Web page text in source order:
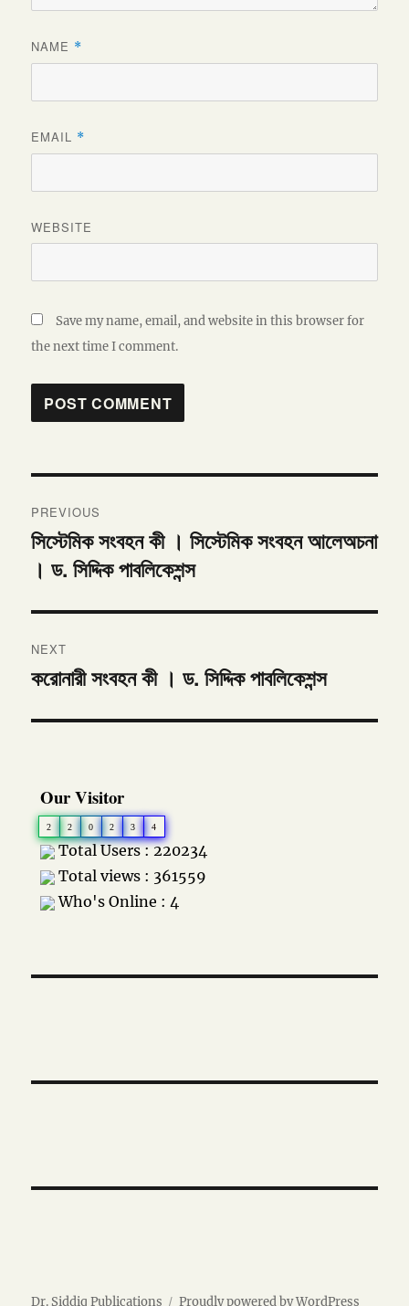
NAME *
EMAIL *
WEBSITE
Save my name, email, and website in this browser for
the next time I comment.
navigation
PREVIOUS
Previous
post:
সিস্টেমিক সংবহন কী । সিস্টেমিক সংবহন আলেঅচনা
। ড. সিদ্দিক পাবলিকেশন্স
NEXT
Next
করোনারী সংবহন কী । ড. সিদ্দিক পাবলিকেশন্স
Our Visitor
2 2 0 2 3 4
Total Users : 220234
Total views : 361559
Who's Online : 4
Dr. Siddiq Publications Proudly powered by WordPress